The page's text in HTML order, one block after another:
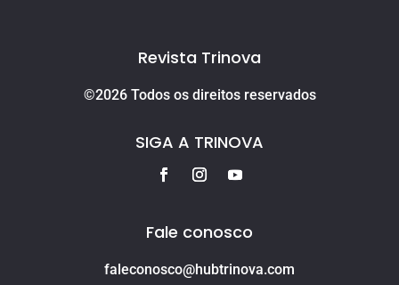
Revista Trinova
©2026 Todos os direitos reservados
SIGA A TRINOVA
Fale conosco
faleconosco@hubtrinova.com